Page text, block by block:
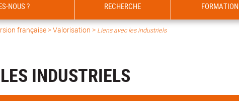
NOUS ? RECHERCHE FORMATION
française> Valorisation > Liens avec les industriels
INDUSTRIELS